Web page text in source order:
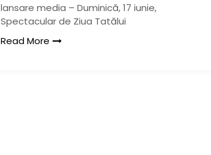
lansare media – Duminică, 17 iunie,
Spectacular de Ziua Tatălui
Read More